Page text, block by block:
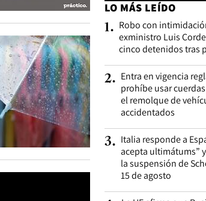
LO MÁS LEÍDO
1. Robo con
exministro Luis
cinco detenidos tras
2. Entra en vigencia
prohíbe usar
el remolque de
accidentados
3. Italia responde a
acepta ultimátums”
la suspensión de
15 de agosto